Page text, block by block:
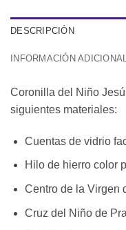
DESCRIPCIÓN
INFORMACIÓN ADICIONAL
Coronilla del Niño
siguientes materiales:
Cuentas de vidrio
Hilo de hierro color
Centro de la Virgen
Cruz del Niño de